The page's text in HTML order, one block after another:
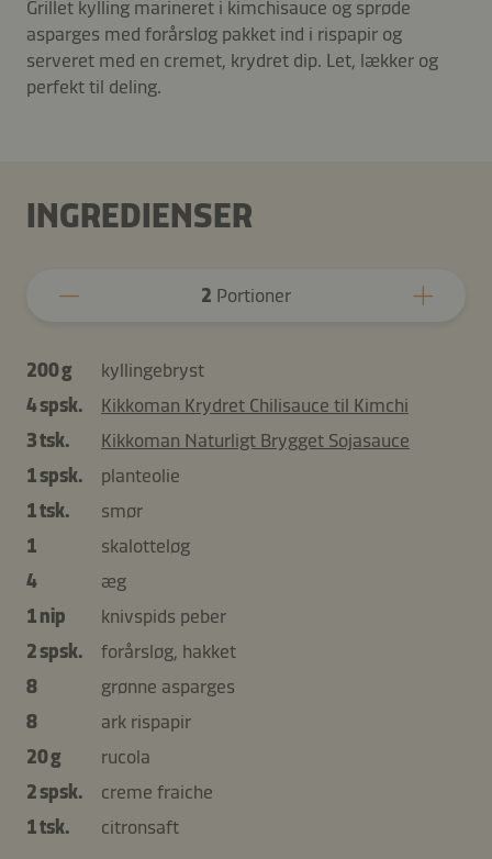
Grillet kylling marineret i kimchisauce og sprøde
asparges med forårsløg pakket ind i rispapir og
serveret med en cremet, krydret dip. Let, lækker og
perfekt til deling.
INGREDIENSER
2 Portioner
200 g
kyllingebryst
4 spsk.
Kikkoman Krydret Chilisauce til Kimchi
3 tsk.
Kikkoman Naturligt Brygget Sojasauce
1 spsk.
planteolie
1 tsk.
smør
1
skalotteløg
4
æg
1 nip
knivspids peber
2 spsk.
forårsløg, hakket
8
grønne asparges
8
ark rispapir
20 g
rucola
2 spsk.
creme fraiche
1 tsk.
citronsaft